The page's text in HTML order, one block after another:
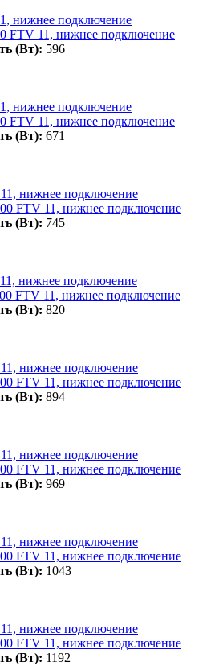
FTV 11, нижнее подключение
(Вт): 596
FTV 11, нижнее подключение
(Вт): 671
FTV 11, нижнее подключение
(Вт): 745
FTV 11, нижнее подключение
(Вт): 820
FTV 11, нижнее подключение
(Вт): 894
FTV 11, нижнее подключение
(Вт): 969
FTV 11, нижнее подключение
(Вт): 1043
FTV 11, нижнее подключение
(Вт): 1192